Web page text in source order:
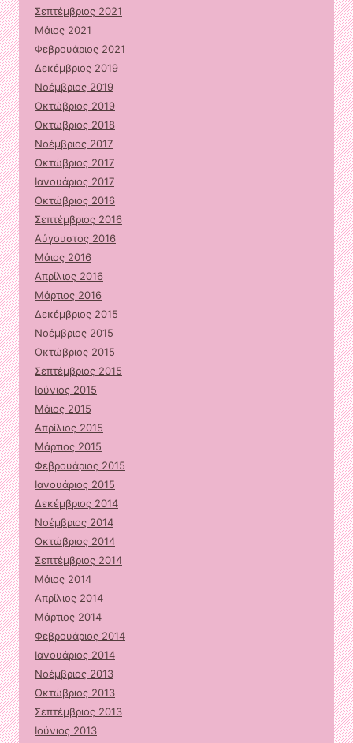
Σεπτέμβριος 2021
Μάιος 2021
Φεβρουάριος 2021
Δεκέμβριος 2019
Νοέμβριος 2019
Οκτώβριος 2019
Οκτώβριος 2018
Νοέμβριος 2017
Οκτώβριος 2017
Ιανουάριος 2017
Οκτώβριος 2016
Σεπτέμβριος 2016
Αύγουστος 2016
Μάιος 2016
Απρίλιος 2016
Μάρτιος 2016
Δεκέμβριος 2015
Νοέμβριος 2015
Οκτώβριος 2015
Σεπτέμβριος 2015
Ιούνιος 2015
Μάιος 2015
Απρίλιος 2015
Μάρτιος 2015
Φεβρουάριος 2015
Ιανουάριος 2015
Δεκέμβριος 2014
Νοέμβριος 2014
Οκτώβριος 2014
Σεπτέμβριος 2014
Μάιος 2014
Απρίλιος 2014
Μάρτιος 2014
Φεβρουάριος 2014
Ιανουάριος 2014
Νοέμβριος 2013
Οκτώβριος 2013
Σεπτέμβριος 2013
Ιούνιος 2013